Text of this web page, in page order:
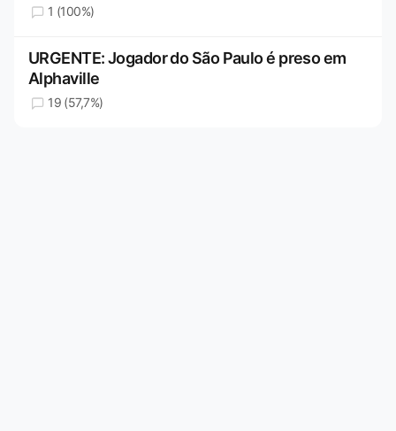
1 (100%)
URGENTE: Jogador do São Paulo é preso em
Alphaville
19 (57,7%)